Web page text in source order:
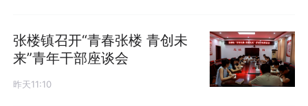
张楼镇召开“青春张楼 青创未
来”青年干部座谈会
昨天11:10